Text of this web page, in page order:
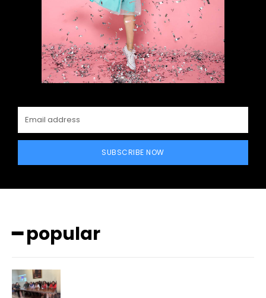
SUBSCRIBE NOW
━ popular